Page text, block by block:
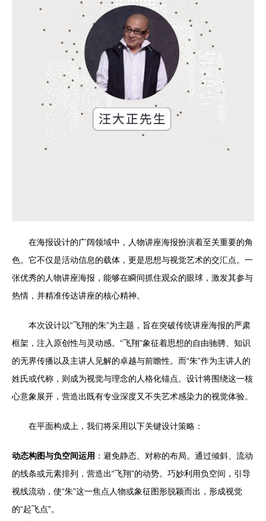
在海报设计的广阔领域中，人物讲座海报扮演着至关重要的角
色。它不仅是活动信息的载体，更是思想与视觉艺术的交汇点。一
张优秀的人物讲座海报，能够在瞬间抓住观众的眼球，激发其参与
热情，并精准传达讲座的核心精神。
本次设计以“飞翔的朱”为主题，旨在突破传统讲座海报的严肃
框架，注入原创性与灵动感。“飞翔”象征着思想的自由驰骋、知识
的无界传播以及主讲人见解的卓越与前瞻性。而“朱”作为主讲人的
姓氏或代称，则成为视觉与理念的人格化锚点。设计将围绕这一核
心意象展开，营造出既有专业深度又不失艺术感染力的视觉体验。
在平面构成上，我们将采用以下关键设计策略：
动态构图与负空间运用 ：避免静态、对称的布局。通过倾斜、流动
的线条或元素排列，营造出“飞翔”的动势。巧妙利用负空间，引导
视线流动，使“朱”这一焦点人物或象征图形脱颖而出，形成视觉
的“起飞点”。